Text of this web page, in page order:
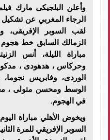
وأعلن البلجيكى مارك
الرجاء المغربي عن
لقب السوبر الإفريقى،
الزمالك السابق خط
مباراة الليلة، أنس
وحركاس ، هدهودى ،
الوردى، وفابريس
الوسط ومحسن متولى ،
في الهجوم.
ويخوض الأهلي مباراة
السوبر الإفريقي للمرة